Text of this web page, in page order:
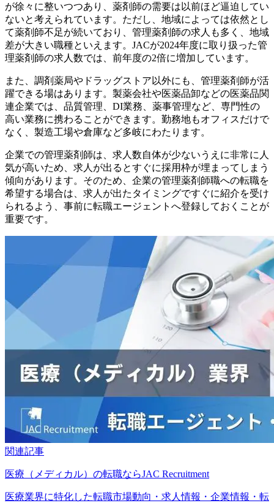
が徐々に整いつつあり、薬剤師の需要は以前ほど逼迫してい
ないと考えられています。ただし、地域によっては依然とし
て薬剤師不足が続いており、管理薬剤師の求人も多く、地域
差が大きい職種といえます。JACが2024年度に取り扱った管
理薬剤師の求人数では、前年度の2倍に増加しています。
また、調剤薬局やドラッグストア以外にも、管理薬剤師が活
躍できる場はあります。製薬会社や医薬品卸などの医薬品関
連企業では、品質管理、DI業務、薬事管理など、専門性の
高い業務に携わることができます。勤務地もオフィスだけで
なく、製造工場や倉庫など多岐にわたります。
企業での管理薬剤師は、求人数自体が少ないうえに非常に人
気が高いため、求人が出るとすぐに採用枠が埋まってしまう
傾向があります。そのため、企業の管理薬剤師職への転職を
希望する場合は、求人が出たタイミングですぐに紹介を受け
られるよう、事前に転職エージェントへ登録しておくことが
重要です。
関連記事
医療（メディカル）の転職ならJAC Recruitment
医療業界に特化した転職市場動向・求人情報・企業情報・転